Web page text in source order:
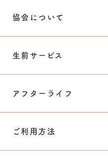
協会について
生前サービス
アフターライフ
ご利用方法